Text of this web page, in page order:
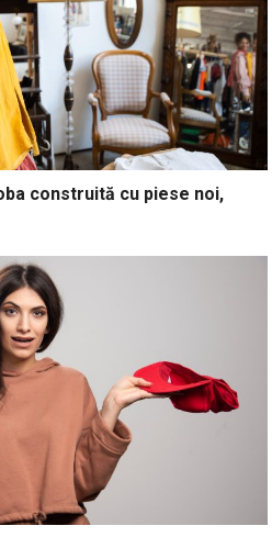
construită cu piese noi,